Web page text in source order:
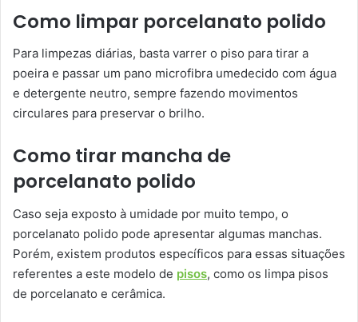
Como limpar porcelanato polido
Para limpezas diárias, basta varrer o piso para tirar a
poeira e passar um pano microfibra umedecido com água
e detergente neutro, sempre fazendo movimentos
circulares para preservar o brilho.
Como tirar mancha de
porcelanato polido
Caso seja exposto à umidade por muito tempo, o
porcelanato polido pode apresentar algumas manchas.
Porém, existem produtos específicos para essas situações
referentes a este modelo de pisos, como os limpa pisos
de porcelanato e cerâmica.